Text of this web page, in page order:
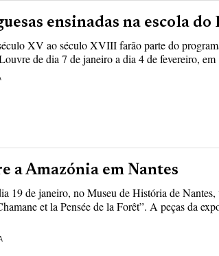
ensinadas na escola do
XV ao século XVIII farão parte do
de dia 7 de janeiro a dia 4 de fevereiro, em
a Amazónia em Nantes
19 de janeiro, no Museu de História de Nantes,
et la Pensée de la Forêt”. A peças da